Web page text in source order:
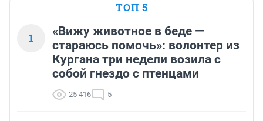
ТОП 5
1
«Вижу животное в беде —
стараюсь помочь»: волонтер из
Кургана три недели возила с
собой гнездо с птенцами
25 416 5